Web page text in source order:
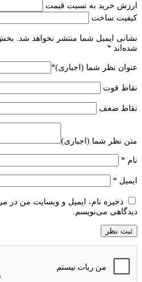
ارزش خرید به نسبت قیمت
کیفیت ساخت
نشانی ایمیل شما منتشر نخواهد شد.
شده‌اند *
عنوان نظر شما (اجباری)*
نقاط قوت
نقاط ضعف
متن نظر شما (اجباری)
نام *
ایمیل *
ذخیره نام، ایمیل و وبسایت من در
دیدگاهی می‌نویسم.